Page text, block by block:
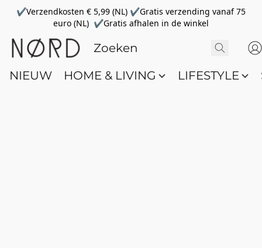
✔Verzendkosten € 5,99 (NL) ✔Gratis verzending vanaf 75
euro (NL) ✔Gratis afhalen in de winkel
NIEUW HOME & LIVING LIFESTYLE